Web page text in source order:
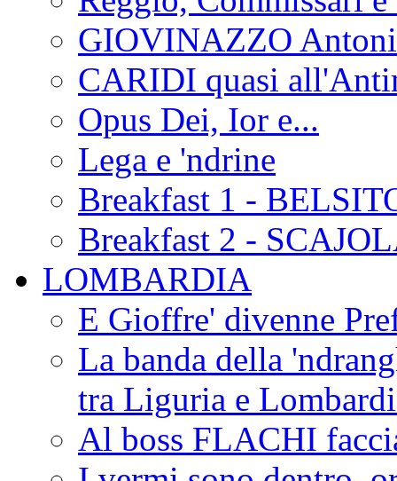
GIOVINAZZO
CARIDI quasi
Opus Dei, Ior e...
Lega e 'ndrine
Breakfast 1 -
Breakfast 2 -
LOMBARDIA
E Gioffre' divenne
La banda della
tra Liguria e
Al boss FLACHI